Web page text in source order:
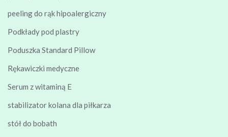
peeling do rąk hipoalergiczny
Podkłady pod plastry
Poduszka Standard Pillow
Rękawiczki medyczne
Serum z witaminą E
stabilizator kolana dla piłkarza
stół do bobath